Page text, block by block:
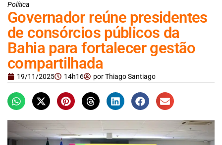
Política
Governador reúne presidentes
de consórcios públicos da
Bahia para fortalecer gestão
compartilhada
19/11/2025 14h16 porThiago Santiago